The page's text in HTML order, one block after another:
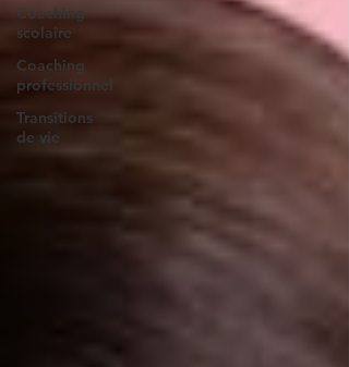
Coaching
scolaire
Coaching
professionnel
Transitions
de vie